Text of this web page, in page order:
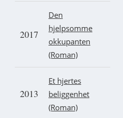
2017
Den
hjelpsomme
okkupanten
(Roman)
2013
Et hjertes
beliggenhet
(Roman)